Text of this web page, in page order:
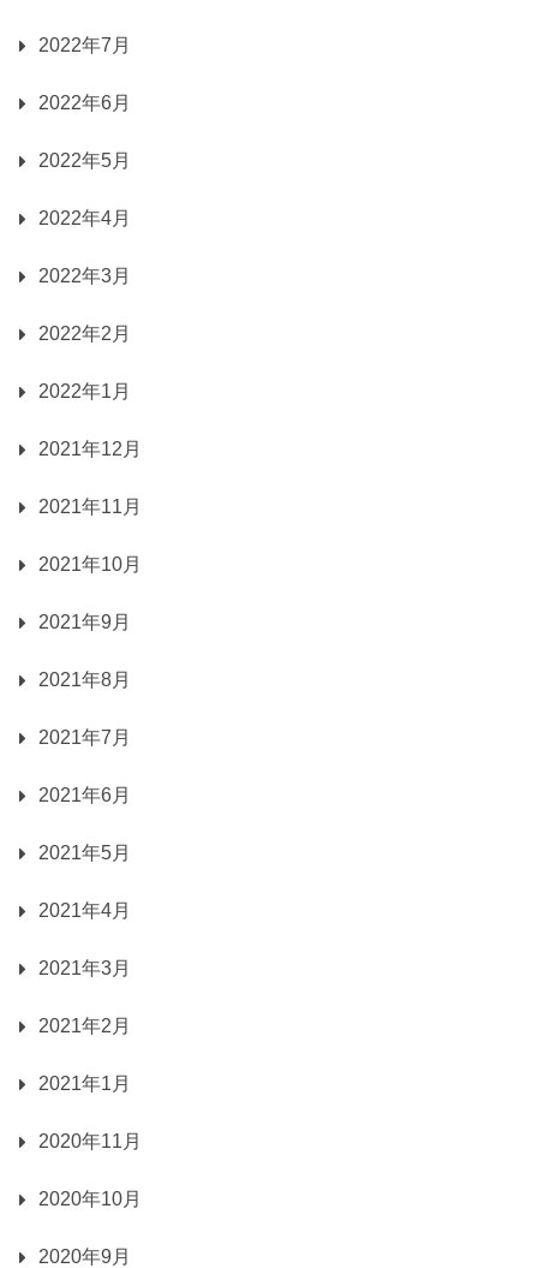
2022年7月
2022年6月
2022年5月
2022年4月
2022年3月
2022年2月
2022年1月
2021年12月
2021年11月
2021年10月
2021年9月
2021年8月
2021年7月
2021年6月
2021年5月
2021年4月
2021年3月
2021年2月
2021年1月
2020年11月
2020年10月
2020年9月